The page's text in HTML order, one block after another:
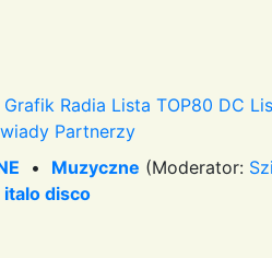
Grafik Radia Lista TOP80 DC
Partnerzy
• Muzyczne (Moderator:
disco